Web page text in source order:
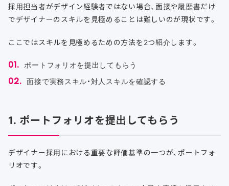
採用担当者がデザイン経験者ではない場合、面接や履歴書だけ
でデザイナーのスキルを見極めることは難しいのが現状です。
ここではスキルを見極めるための方法を2つ紹介します。
ポートフォリオを提出してもらう
面接で実務スキル・対人スキルを確認する
1. ポートフォリオを提出してもらう
デザイナー採用における重要な評価基準の一つが、ポートフォ
リオです。